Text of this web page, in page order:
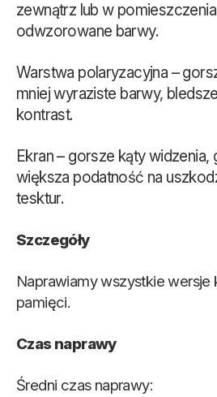
zewnątrz lub w
odwzorowane barwy.
Warstwa polaryzacyjna –
mniej wyraziste barwy,
kontrast.
Ekran – gorsze kąty
większa podatność na
tesktur.
Szczegóły
Naprawiamy wszystkie wersje
pamięci.
Czas naprawy
Średni czas naprawy: